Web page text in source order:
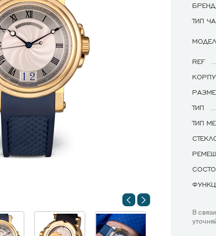
БРЕНД
ТИП
REF
ТИП
ТИП
В